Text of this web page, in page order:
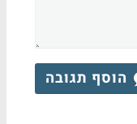
הוסף תגובה